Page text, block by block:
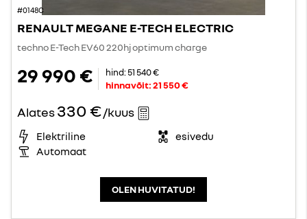
#0148C
RENAULT MEGANE E-TECH ELECTRIC
techno E-Tech EV60 220hj optimum charge
29 990 € hind:51 540 €
hinnavõit:21 550 €
Alates330 €/kuus
Elektriline
esivedu
Automaat
OLEN HUVITATUD!